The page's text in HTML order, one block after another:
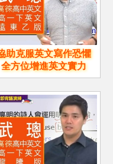
助克服英文寫作恐懼
全方位增進英文實力